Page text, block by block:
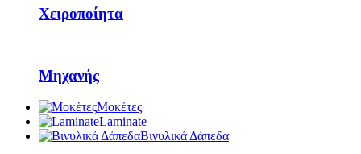
Χειροποίητα
Μηχανής
Μοκέτες
Laminate
Βινυλικά Δάπεδα